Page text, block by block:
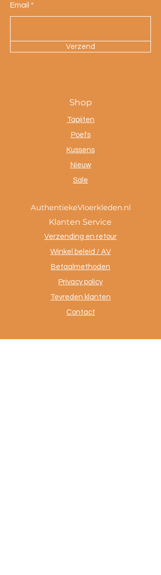
Email
Verzend
Shop
Tapijten
Poefs
Kussens
Nieuw
Sale
AuthentiekeVloerkleden.nl
Klanten Service
Verzending en retour
Winkel beleid / AV
Betaalmethoden
Privacy policy
Tevreden klanten
Contact